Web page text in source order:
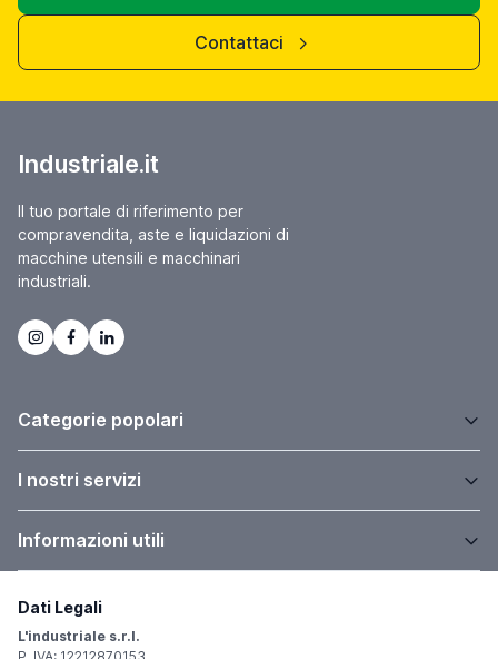
Contattaci
Industriale.it
Il tuo portale di riferimento per
compravendita, aste e liquidazioni di
macchine utensili e macchinari
industriali.
Categorie popolari
I nostri servizi
Informazioni utili
Dati Legali
L'industriale s.r.l.